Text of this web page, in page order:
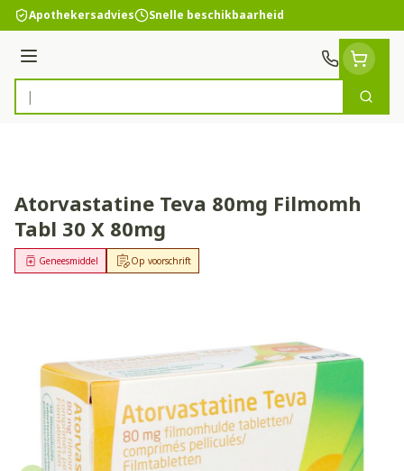
Ga naar de inhoud
Apothekersadvies Snelle beschikbaarheid
Menu
Product, merk, categorie...
Zoek
Atorvastatine Teva 80mg Filmomh
Tabl 30 X 80mg
Op voorschrift
Geneesmiddel